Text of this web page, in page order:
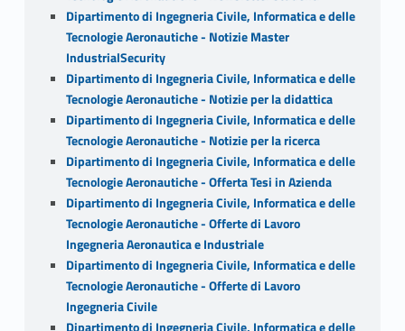
Dipartimento di Ingegneria Civile, Informatica e delle
Tecnologie Aeronautiche - Notizie Master
IndustrialSecurity
Dipartimento di Ingegneria Civile, Informatica e delle
Tecnologie Aeronautiche - Notizie per la didattica
Dipartimento di Ingegneria Civile, Informatica e delle
Tecnologie Aeronautiche - Notizie per la ricerca
Dipartimento di Ingegneria Civile, Informatica e delle
Tecnologie Aeronautiche - Offerta Tesi in Azienda
Dipartimento di Ingegneria Civile, Informatica e delle
Tecnologie Aeronautiche - Offerte di Lavoro
Ingegneria Aeronautica e Industriale
Dipartimento di Ingegneria Civile, Informatica e delle
Tecnologie Aeronautiche - Offerte di Lavoro
Ingegneria Civile